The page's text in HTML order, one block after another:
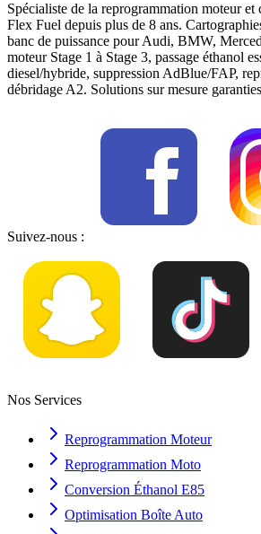
Spécialiste de la reprogrammation moteur
Flex Fuel depuis plus de 8 ans.
banc de puissance pour Audi, BMW,
moteur Stage 1 à Stage 3, passage éthanol
diesel/hybride, suppression AdBlue/FAP,
débridage A2. Solutions sur mesure
Suivez-nous :
Nos Services
Reprogrammation Moteur
Reprogrammation Moto
Conversion Éthanol E85
Optimisation Boîte Auto